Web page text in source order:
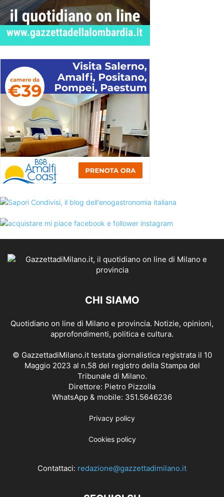
CHI SIAMO
Quotidiano on line di Milano e provincia. Notizie, opinioni,
approfondimenti, politica e cultura.
© GazzettadiMilano.it testata giornalistica registrata il 10
Maggio 2023 al n.58 del registro della Stampa del
Tribunale di Milano.
Direttore: Pietro Pizzolla
WhatsApp & mobile: 351.5646236
Privacy policy
Cookies policy
Contattaci: redazione@gazzettadimilano.it